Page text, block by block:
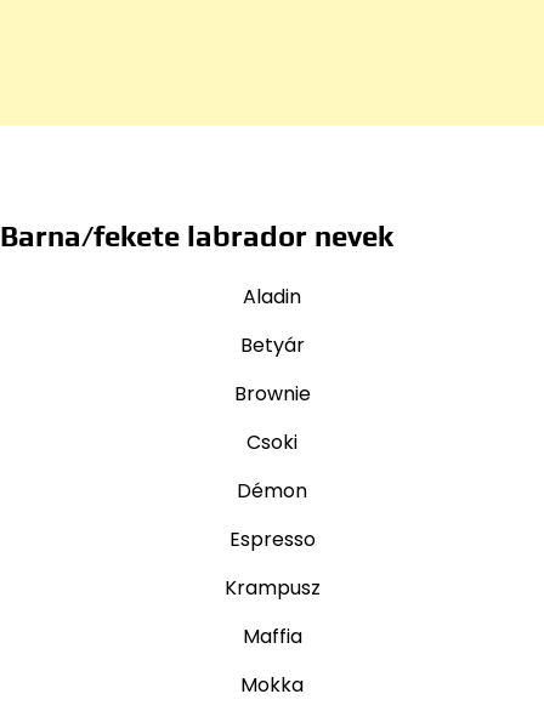
Barna/fekete labrador nevek
Aladin
Betyár
Brownie
Csoki
Démon
Espresso
Krampusz
Maffia
Mokka